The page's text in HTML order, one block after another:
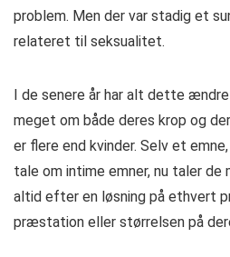
problem. Men der var stadig et
relateret til seksualitet.
I de senere år har alt dette
meget om både deres krop og
er flere end kvinder. Selv et
tale om intime emner, nu taler
altid efter en løsning på ethvert
præstation eller størrelsen på